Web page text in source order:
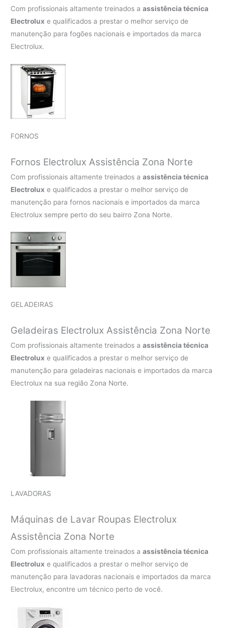
Com profissionais altamente treinados aassistência técnica
Electrolux e qualificados a prestar o melhor serviço de
manutenção para fogões nacionais e importados da marca
Electrolux.
FORNOS
Fornos Electrolux Assistência Zona Norte
Com profissionais altamente treinados aassistência técnica
Electrolux e qualificados a prestar o melhor serviço de
manutenção para fornos nacionais e importados da marca
Electrolux sempre perto do seu bairro Zona Norte.
GELADEIRAS
Geladeiras Electrolux Assistência Zona Norte
Com profissionais altamente treinados aassistência técnica
Electrolux e qualificados a prestar o melhor serviço de
manutenção para geladeiras nacionais e importados da marca
Electrolux na sua região Zona Norte.
LAVADORAS
Máquinas de Lavar Roupas Electrolux
Assistência Zona Norte
Com profissionais altamente treinados aassistência técnica
Electrolux e qualificados a prestar o melhor serviço de
manutenção para lavadoras nacionais e importados da marca
Electrolux, encontre um técnico perto de você.